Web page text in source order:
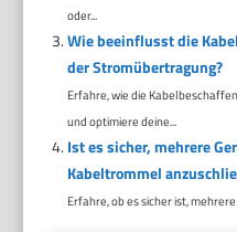
oder...
Wie beeinflusst die
der Stromübertragung?
Erfahre, wie die
und optimiere deine...
Ist es sicher, mehrere
Kabeltrommel
Erfahre, ob es sicher ist,